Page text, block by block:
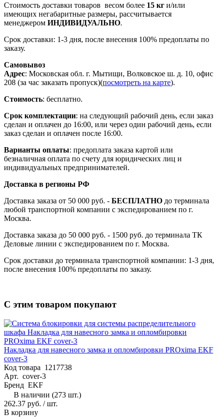
Стоимость доставки товаров весом более 15 кг и/или
имеющих негабаритные размеры, рассчитывается
менеджером ИНДИВИДУАЛЬНО.
Срок доставки: 1-3 дня, после внесения 100% предоплаты по
заказу.
Самовывоз
Адрес: Московская обл. г. Мытищи, Волковское ш. д. 10, офис
208 (за час заказать пропуск)(посмотреть на карте).
Стоимость: бесплатно.
Срок комплектации: на следующий рабочий день, если заказ
сделан и оплачен до 16:00, или через один рабочий день, если
заказ сделан и оплачен после 16:00.
Варианты оплаты: предоплата заказа картой или
безналичная оплата по счету для юридических лиц и
индивидуальных предпринимателей.
Доставка в регионы РФ
Доставка заказа от 50 000 руб. - БЕСПЛАТНО до терминала
любой транспортной компании с экспедированием по г.
Москва.
Доставка заказа до 50 000 руб. - 1500 руб. до терминала ТК
Деловые линии с экспедированием по г. Москва.
Срок доставки до терминала транспортной компании: 1-3 дня,
после внесения 100% предоплаты по заказу.
С этим товаром покупают
Накладка для навесного замка и опломбировки PROxima EKF
cover-3
Код товара 1217738
Арт. cover-3
Бренд EKF
В наличии (273 шт.)
262.37 руб. / шт.
В корзину